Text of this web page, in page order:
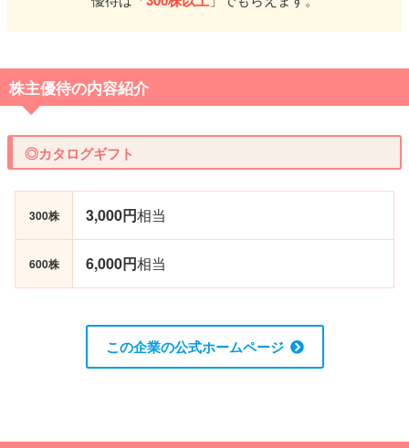
株主優待の内容紹介
◎カタログギフト
300株 3,000円相当
600株 6,000円相当
この企業の公式ホームページ